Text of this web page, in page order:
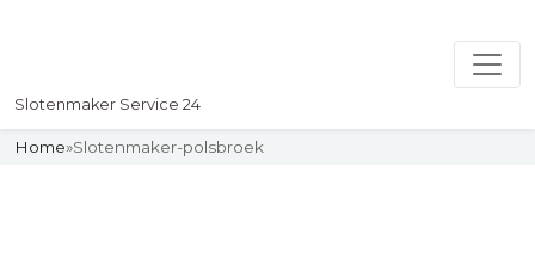
Slotenmaker Service 24
Home»Slotenmaker-polsbroek